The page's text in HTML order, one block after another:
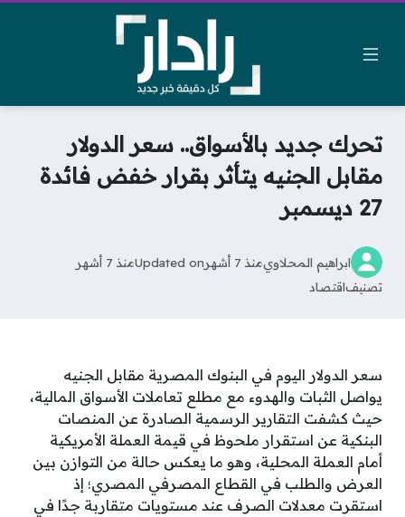
تحرك جديد بالأسواق.. سعر الدولار
مقابل الجنيه يتأثر بقرار خفض فائدة
27 ديسمبر
ابراهيم المحلاويمنذ 7 أشهر Updated onمنذ 7 أشهر
تصنيفاقتصاد
سعر الدولار اليوم في البنوك المصرية مقابل الجنيه
يواصل الثبات والهدوء مع مطلع تعاملات الأسواق المالية،
حيث كشفت التقارير الرسمية الصادرة عن المنصات
البنكية عن استقرار ملحوظ في قيمة العملة الأمريكية
أمام العملة المحلية، وهو ما يعكس حالة من التوازن بين
العرض والطلب في القطاع المصرفي المصري؛ إذ
استقرت معدلات الصرف عند مستويات متقاربة جدًا في